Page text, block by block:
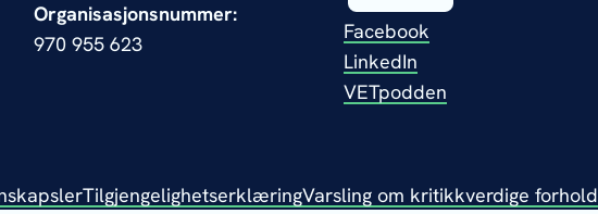
Organisasjonsnummer:
970 955 623
Facebook
LinkedIn
VETpodden
TilgjengelighetserklæringVarsling om kritikkverdige forhold